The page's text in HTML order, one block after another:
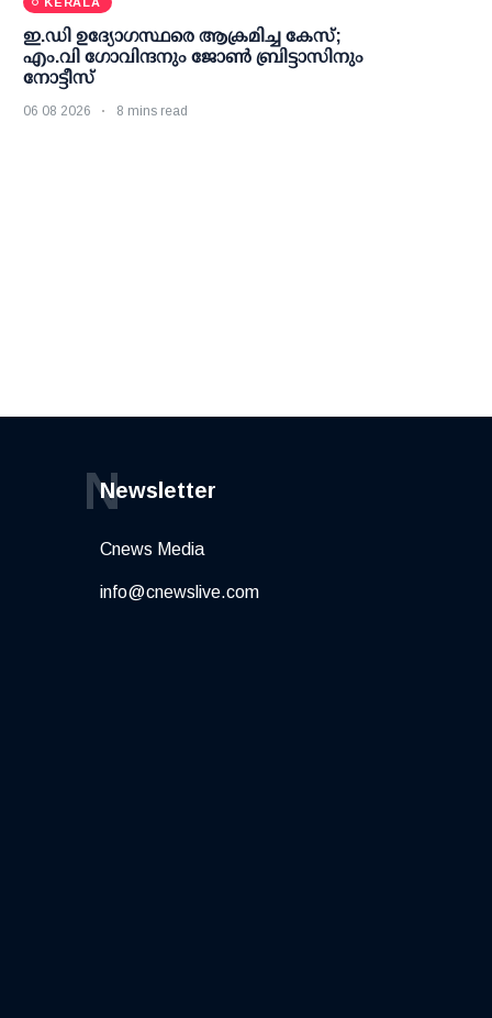
ഇ.ഡി ഉദ്യോഗസ്ഥരെ ആക്രമിച്ച കേസ്;
എം.വി ഗോവിന്ദനും ജോണ്‍ ബ്രിട്ടാസിനും
നോട്ടീസ്
06 08 2026 8 mins read
Newsletter
N
Cnews Media
info@cnewslive.com